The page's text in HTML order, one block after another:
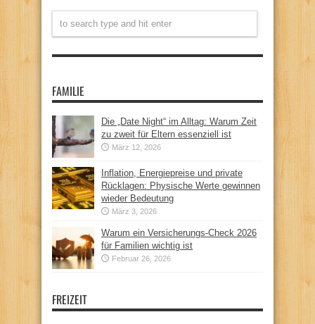
FAMILIE
Die „Date Night“ im Alltag: Warum Zeit
zu zweit für Eltern essenziell ist
März 12, 2026
Inflation, Energiepreise und private
Rücklagen: Physische Werte gewinnen
wieder Bedeutung
März 3, 2026
Warum ein Versicherungs-Check 2026
für Familien wichtig ist
Februar 26, 2026
FREIZEIT